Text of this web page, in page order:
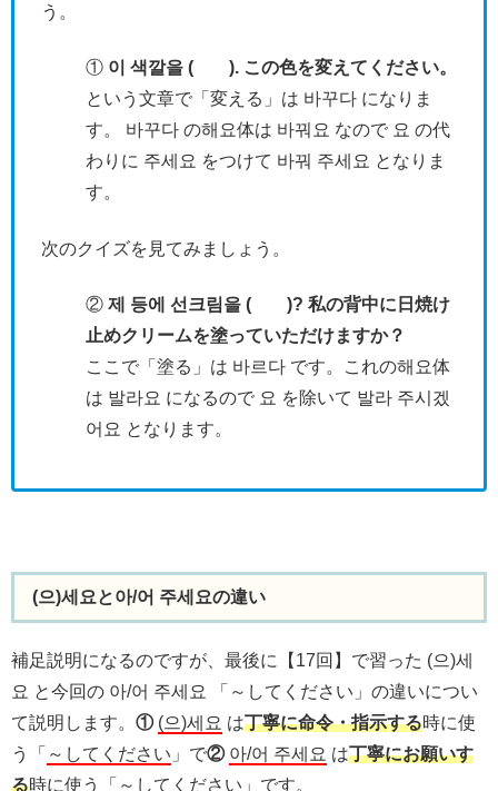
う。
① 이 색깔을 ( ). この色を変えてください。
という文章で「変える」は 바꾸다 になりま
す。 바꾸다 の해요体は 바꿔요 なので 요 の代
わりに 주세요 をつけて 바꿔 주세요 となりま
す。
次のクイズを見てみましょう。
② 제 등에 선크림을 ( )? 私の背中に日焼け
止めクリームを塗っていただけますか？
ここで「塗る」は 바르다 です。これの해요体
は 발라요 になるので 요 を除いて 발라 주시겠
어요 となります。
(으)세요と아/어 주세요の違い
補足説明になるのですが、最後に【17回】で習った (으)세
요 と今回の 아/어 주세요 「～してください」の違いについ
て説明します。 ① (으)세요 は丁寧に命令・指示する時に使
う「 ～してください 」で② 아/어 주세요 は丁寧にお願いす
る時に使う「 ～してください 」です。